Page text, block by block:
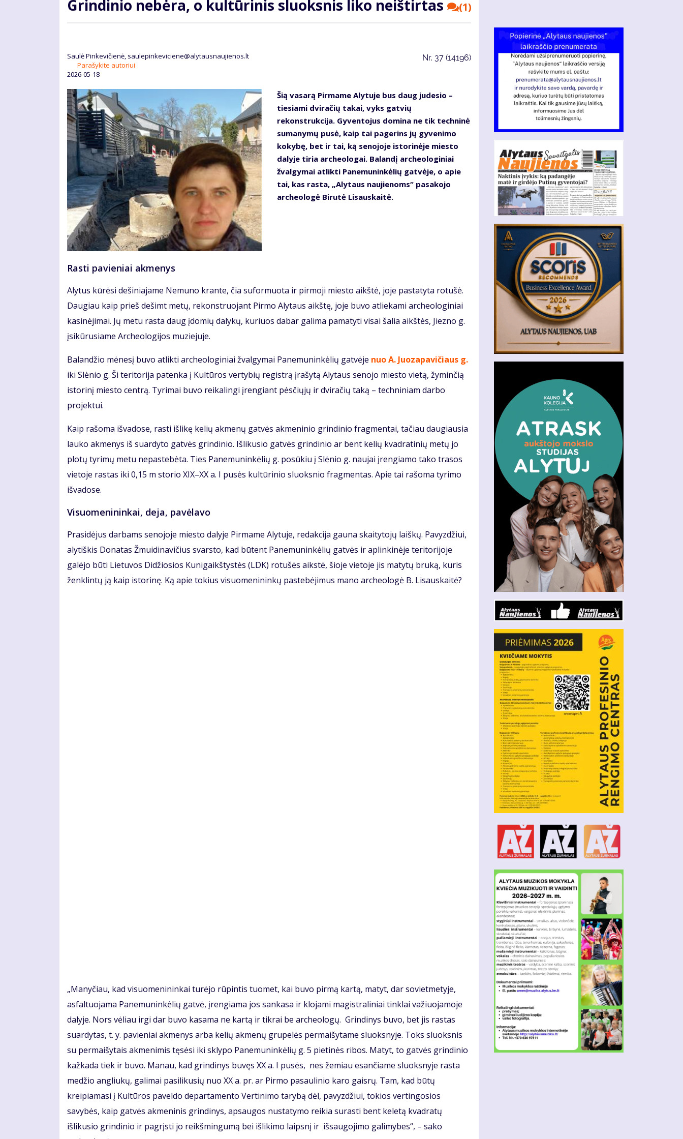
Grindinio nebėra, o kultūrinis sluoksnis liko neištirtas (1)
Saulė Pinkevičienė, saulepinkeviciene@alytausnaujienos.lt
Parašykite autoriui
2026-05-18
Nr. 37 (14196)
Šią vasarą Pirmame Alytuje bus daug judesio –
tiesiami dviračių takai, vyks gatvių
rekonstrukcija. Gyventojus domina ne tik techninė
sumanymų pusė, kaip tai pagerins jų gyvenimo
kokybę, bet ir tai, ką senojoje istorinėje miesto
dalyje tiria archeologai. Balandį archeologiniai
žvalgymai atlikti Panemuninkėlių gatvėje, o apie
tai, kas rasta, „Alytaus naujienoms“ pasakojo
archeologė Birutė Lisauskaitė.
Rasti pavieniai akmenys
Alytus kūrėsi dešiniajame Nemuno krante, čia suformuota ir pirmoji miesto aikštė, joje pastatyta rotušė.
Daugiau kaip prieš dešimt metų, rekonstruojant Pirmo Alytaus aikštę, joje buvo atliekami archeologiniai
kasinėjimai. Jų metu rasta daug įdomių dalykų, kuriuos dabar galima pamatyti visai šalia aikštės, Jiezno g.
įsikūrusiame Archeologijos muziejuje.
Balandžio mėnesį buvo atlikti archeologiniai žvalgymai Panemuninkėlių gatvėje nuo A. Juozapavičiaus g.
iki Slėnio g. Ši teritorija patenka į Kultūros vertybių registrą įrašytą Alytaus senojo miesto vietą, žyminčią
istorinį miesto centrą. Tyrimai buvo reikalingi įrengiant pėsčiųjų ir dviračių taką – techniniam darbo
projektui.
Kaip rašoma išvadose, rasti išlikę kelių akmenų gatvės akmeninio grindinio fragmentai, tačiau daugiausia
lauko akmenys iš suardyto gatvės grindinio. Išlikusio gatvės grindinio ar bent kelių kvadratinių metų jo
plotų tyrimų metu nepastebėta. Ties Panemuninkėlių g. posūkiu į Slėnio g. naujai įrengiamo tako trasos
vietoje rastas iki 0,15 m storio XIX–XX a. I pusės kultūrinio sluoksnio fragmentas. Apie tai rašoma tyrimo
išvadose.
Visuomenininkai, deja, pavėlavo
Prasidėjus darbams senojoje miesto dalyje Pirmame Alytuje, redakcija gauna skaitytojų laiškų. Pavyzdžiui,
alytiškis Donatas Žmuidinavičius svarsto, kad būtent Panemuninkėlių gatvės ir aplinkinėje teritorijoje
galėjo būti Lietuvos Didžiosios Kunigaikštystės (LDK) rotušės aikstė, šioje vietoje jis matytų bruką, kuris
ženklintų ją kaip istorinę. Ką apie tokius visuomenininkų pastebėjimus mano archeologė B. Lisauskaitė?
„Manyčiau, kad visuomenininkai turėjo rūpintis tuomet, kai buvo pirmą kartą, matyt, dar sovietmetyje,
asfaltuojama Panemuninkėlių gatvė, įrengiama jos sankasa ir klojami magistraliniai tinklai važiuojamoje
dalyje. Nors vėliau irgi dar buvo kasama ne kartą ir tikrai be archeologų. Grindinys buvo, bet jis rastas
suardytas, t. y. pavieniai akmenys arba kelių akmenų grupelės permaišytame sluoksnyje. Toks sluoksnis
su permaišytais akmenimis tęsėsi iki sklypo Panemuninkėlių g. 5 pietinės ribos. Matyt, to gatvės grindinio
kažkada tiek ir buvo. Manau, kad grindinys buvęs XX a. I pusės, nes žemiau esančiame sluoksnyje rasta
medžio angliukų, galimai pasilikusių nuo XX a. pr. ar Pirmo pasaulinio karo gaisrų. Tam, kad būtų
kreipiamasi į Kultūros paveldo departamento Vertinimo tarybą dėl, pavyzdžiui, tokios vertingosios
savybės, kaip gatvės akmeninis grindinys, apsaugos nustatymo reikia surasti bent keletą kvadratų
išlikusio grindinio ir pagrįsti jo reikšmingumą bei išlikimo laipsnį ir išsaugojimo galimybes“, – sako